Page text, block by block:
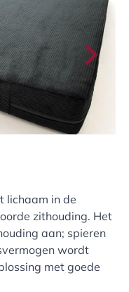
lichaam in de
zithouding. Het
aan; spieren
wordt
met goede